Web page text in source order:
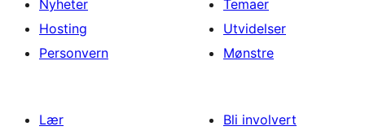
Nyheter
Hosting
Personvern
Temaer
Utvidelser
Mønstre
Lær
Bli involvert